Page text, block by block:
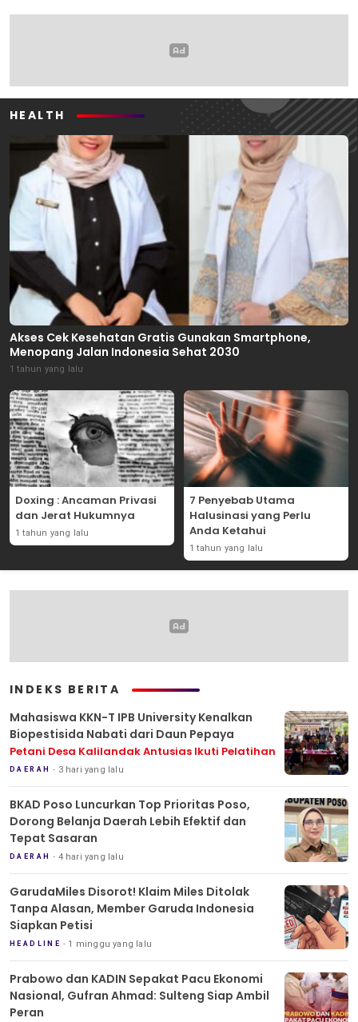
HEALTH
Akses Cek Kesehatan Gratis Gunakan Smartphone,
Menopang Jalan Indonesia Sehat 2030
1 tahun yang lalu
Doxing : Ancaman Privasi
dan Jerat Hukumnya
1 tahun yang lalu
7 Penyebab Utama
Halusinasi yang Perlu
Anda Ketahui
1 tahun yang lalu
INDEKS BERITA
Mahasiswa KKN-T IPB University Kenalkan
Biopestisida Nabati dari Daun Pepaya
Petani Desa Kalilandak Antusias Ikuti Pelatihan
DAERAH 3 hari yang lalu
BKAD Poso Luncurkan Top Prioritas Poso,
Dorong Belanja Daerah Lebih Efektif dan
Tepat Sasaran
DAERAH 4 hari yang lalu
GarudaMiles Disorot! Klaim Miles Ditolak
Tanpa Alasan, Member Garuda Indonesia
Siapkan Petisi
HEADLINE 1 minggu yang lalu
Prabowo dan KADIN Sepakat Pacu Ekonomi
Nasional, Gufran Ahmad: Sulteng Siap Ambil
Peran